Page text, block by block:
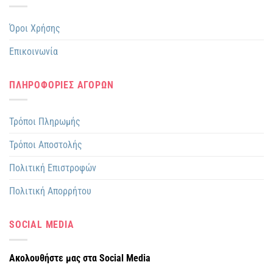
Όροι Χρήσης
Επικοινωνία
ΠΛΗΡΟΦΟΡΙΕΣ ΑΓΟΡΩΝ
Τρόποι Πληρωμής
Τρόποι Αποστολής
Πολιτική Επιστροφών
Πολιτική Απορρήτου
SOCIAL MEDIA
Ακολουθήστε μας στα Social Media